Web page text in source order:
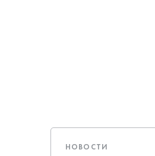
НОВОСТИ